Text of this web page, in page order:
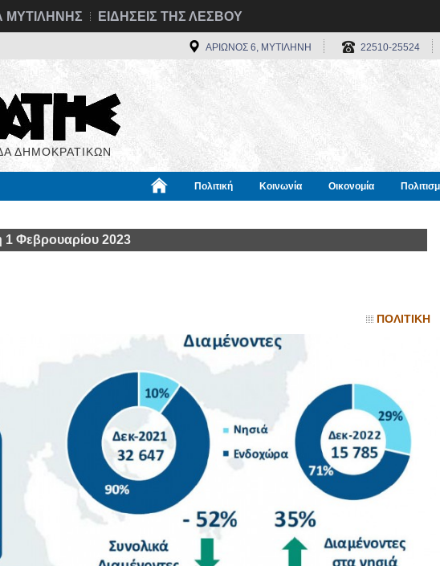
ΜΥΤΙΛΗΝΗΣ ΕΙΔΗΣΕΙΣ ΤΗΣ ΛΕΣΒΟΥ
ΑΡΙΩΝΟΣ 6, ΜΥΤΙΛΗΝΗ 22510-25524
ΔΗΜΟΚΡΑΤΙΚΩΝ
Πολιτική Κοινωνία Οικονομία
1 Φεβρουαρίου 2023
ΠΟΛΙΤΙΚΗ